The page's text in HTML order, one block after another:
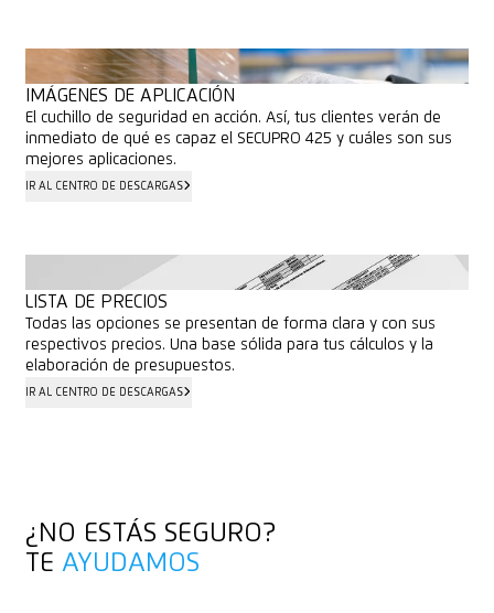
IMÁGENES DE APLICACIÓN
El cuchillo de seguridad en acción. Así, tus clientes verán de
inmediato de qué es capaz el SECUPRO 425 y cuáles son sus
mejores aplicaciones.
IR AL CENTRO DE DESCARGAS
LISTA DE PRECIOS
Todas las opciones se presentan de forma clara y con sus
respectivos precios. Una base sólida para tus cálculos y la
elaboración de presupuestos.
IR AL CENTRO DE DESCARGAS
¿NO ESTÁS SEGURO?
TE AYUDAMOS